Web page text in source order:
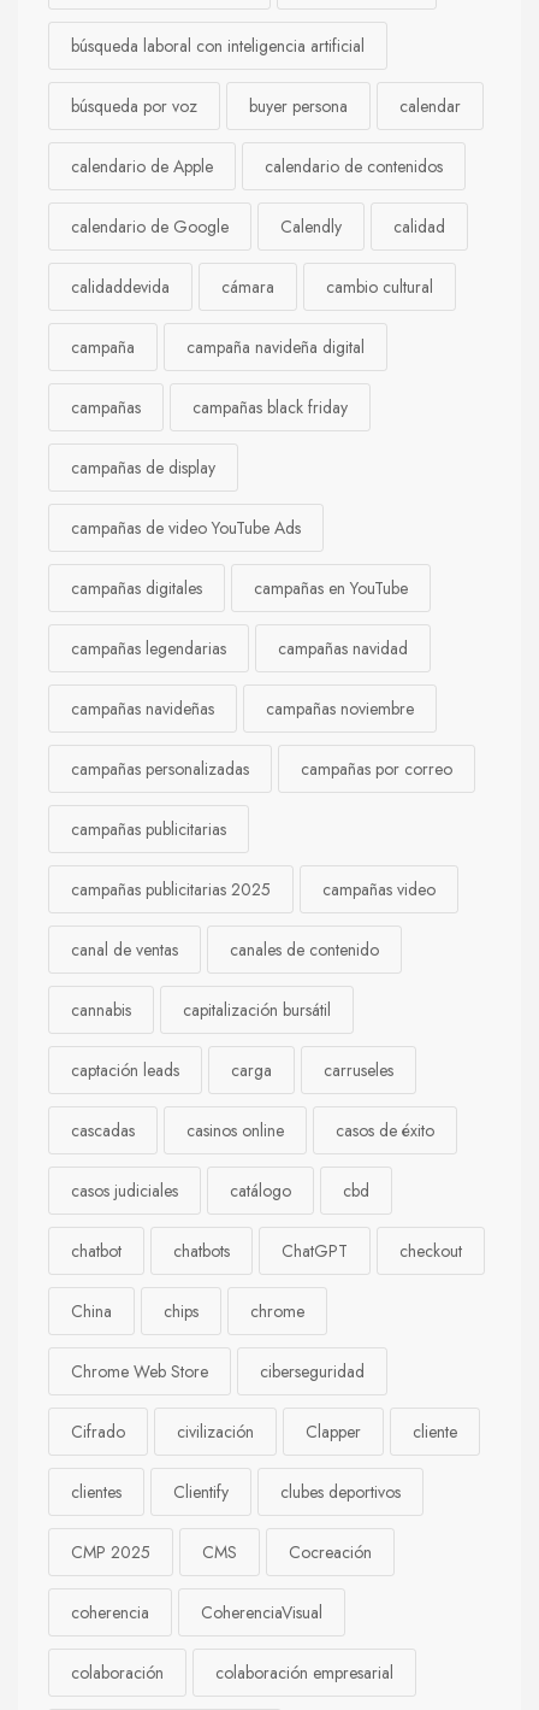
búsqueda laboral con inteligencia artificial
búsqueda por voz buyer persona calendar
calendario de Apple calendario de contenidos
calendario de Google Calendly calidad
calidaddevida cámara cambio cultural
campaña campaña navideña digital
campañas campañas black friday
campañas de display
campañas de video YouTube Ads
campañas digitales campañas en YouTube
campañas legendarias campañas navidad
campañas navideñas campañas noviembre
campañas personalizadas campañas por correo
campañas publicitarias
campañas publicitarias 2025 campañas video
canal de ventas canales de contenido
cannabis capitalización bursátil
captación leads carga carruseles
cascadas casinos online casos de éxito
casos judiciales catálogo cbd
chatbot chatbots ChatGPT checkout
China chips chrome
Chrome Web Store ciberseguridad
Cifrado civilización Clapper cliente
clientes Clientify clubes deportivos
CMP 2025 CMS Cocreación
coherencia CoherenciaVisual
colaboración colaboración empresarial